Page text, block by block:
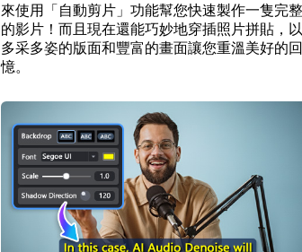
來使用「自動剪片」功能幫您快速製作一隻完整
的影片！而且現在還能巧妙地穿插照片拼貼，以
多采多姿的版面和豐富的畫面讓您重溫美好的回
憶。